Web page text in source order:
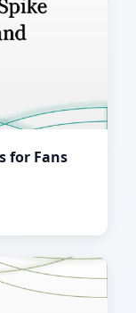
for Fans